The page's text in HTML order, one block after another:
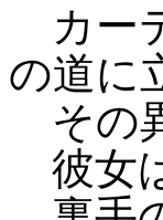
カー
の道に
その
彼女